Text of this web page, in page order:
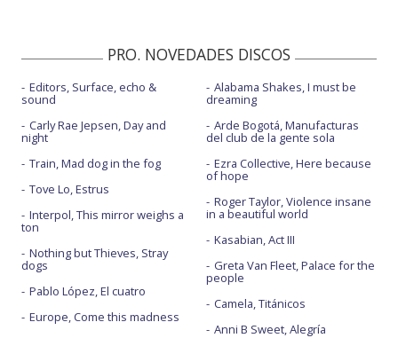
PRO. NOVEDADES DISCOS
Editors, Surface, echo &
sound
Carly Rae Jepsen, Day and
night
Train, Mad dog in the fog
Tove Lo, Estrus
Interpol, This mirror weighs a
ton
Nothing but Thieves, Stray
dogs
Pablo López, El cuatro
Europe, Come this madness
Alabama Shakes, I must be
dreaming
Arde Bogotá, Manufacturas
del club de la gente sola
Ezra Collective, Here because
of hope
Roger Taylor, Violence insane
in a beautiful world
Kasabian, Act III
Greta Van Fleet, Palace for the
people
Camela, Titánicos
Anni B Sweet, Alegría